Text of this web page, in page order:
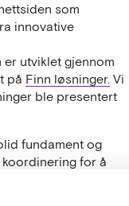
som
innovative
er utviklet gjennom
på Finn løsninger. Vi
ble presentert
fundament og
for å
anskaffelser.
samarbeid, er